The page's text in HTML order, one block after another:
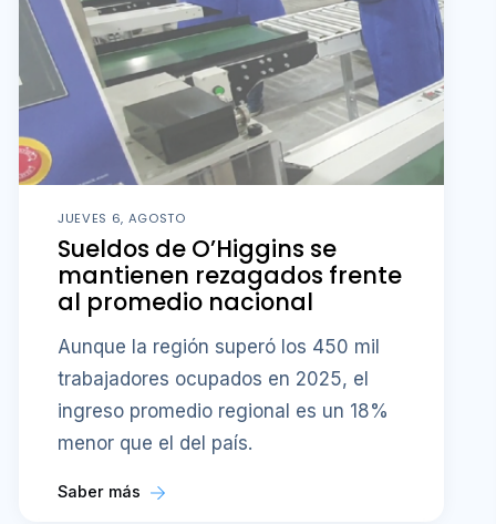
JUEVES 6, AGOSTO
Sueldos de O’Higgins se
mantienen rezagados frente
al promedio nacional
Aunque la región superó los 450 mil
trabajadores ocupados en 2025, el
ingreso promedio regional es un 18%
menor que el del país.
Saber más